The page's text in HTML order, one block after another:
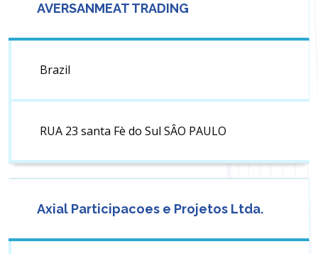
AVERSANMEAT TRADING
Brazil
RUA 23 santa Fè do Sul SÂO PAULO
Axial Participacoes e Projetos Ltda.